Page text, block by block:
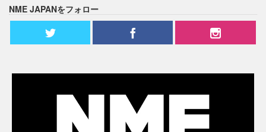
NME JAPANをフォロー